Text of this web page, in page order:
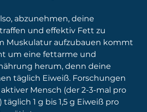
abzunehmen, deine
und effektiv Fett zu
Muskulatur aufzubauen kommt
um eine fettarme und
herum, denn deine
täglich Eiweiß. Forschungen
Mensch (der 2-3-mal pro
1 g bis 1,5 g Eiweiß pro